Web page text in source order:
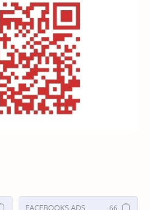
FACEBOOKS ADS